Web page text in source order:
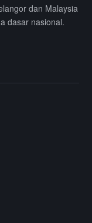
dan Malaysia
dasar nasional.